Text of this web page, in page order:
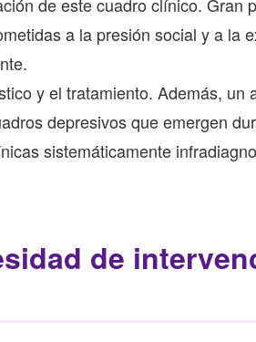
a la presión social y a la
y el tratamiento. Además, un
depresivos que emergen
sistemáticamente
de